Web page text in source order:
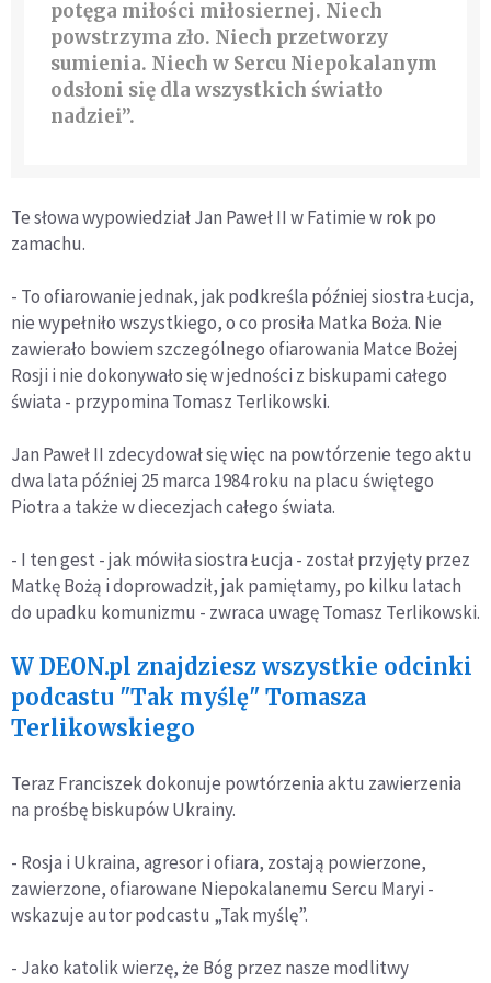
potęga miłości miłosiernej. Niech
powstrzyma zło. Niech przetworzy
sumienia. Niech w Sercu Niepokalanym
odsłoni się dla wszystkich światło
nadziei”.
Te słowa wypowiedział Jan Paweł II w Fatimie w rok po
zamachu.
- To ofiarowanie jednak, jak podkreśla później siostra Łucja,
nie wypełniło wszystkiego, o co prosiła Matka Boża. Nie
zawierało bowiem szczególnego ofiarowania Matce Bożej
Rosji i nie dokonywało się w jedności z biskupami całego
świata - przypomina Tomasz Terlikowski.
Jan Paweł II zdecydował się więc na powtórzenie tego aktu
dwa lata później 25 marca 1984 roku na placu świętego
Piotra a także w diecezjach całego świata.
- I ten gest - jak mówiła siostra Łucja - został przyjęty przez
Matkę Bożą i doprowadził, jak pamiętamy, po kilku latach
do upadku komunizmu - zwraca uwagę Tomasz Terlikowski.
W DEON.pl znajdziesz wszystkie odcinki
podcastu "Tak myślę" Tomasza
Terlikowskiego
Teraz Franciszek dokonuje powtórzenia aktu zawierzenia
na prośbę biskupów Ukrainy.
- Rosja i Ukraina, agresor i ofiara, zostają powierzone,
zawierzone, ofiarowane Niepokalanemu Sercu Maryi -
wskazuje autor podcastu „Tak myślę”.
- Jako katolik wierzę, że Bóg przez nasze modlitwy